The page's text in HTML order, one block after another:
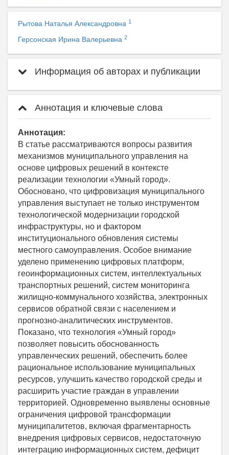
Рытова Наталья Александровна 1
Герсонская Ирина Валерьевна 2
Информация об авторах и публикации
Аннотация и ключевые слова
Аннотация:
В статье рассматриваются вопросы развития
механизмов муниципального управления на
основе цифровых решений в контексте
реализации технологии «Умный город».
Обосновано, что цифровизация муниципального
управления выступает не только инструментом
технологической модернизации городской
инфраструктуры, но и фактором
институционального обновления системы
местного самоуправления. Особое внимание
уделено применению цифровых платформ,
геоинформационных систем, интеллектуальных
транспортных решений, систем мониторинга
жилищно-коммунального хозяйства, электронных
сервисов обратной связи с населением и
прогнозно-аналитических инструментов.
Показано, что технология «Умный город»
позволяет повысить обоснованность
управленческих решений, обеспечить более
рациональное использование муниципальных
ресурсов, улучшить качество городской среды и
расширить участие граждан в управлении
территорией. Одновременно выявлены основные
ограничения цифровой трансформации
муниципалитетов, включая фрагментарность
внедрения цифровых сервисов, недостаточную
интеграцию информационных систем, дефицит